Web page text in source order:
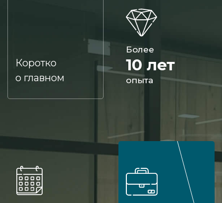
Коротко
о главном
Более
10 лет
опыта